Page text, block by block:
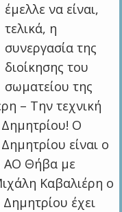
έμελλε να είναι,
τελικά, η
συνεργασία της
διοίκησης του
σωματείου της
– Την τεχνική
Ο
είναι ο
ΑΟ Θήβα με
Καβαλιέρη ο
έχει